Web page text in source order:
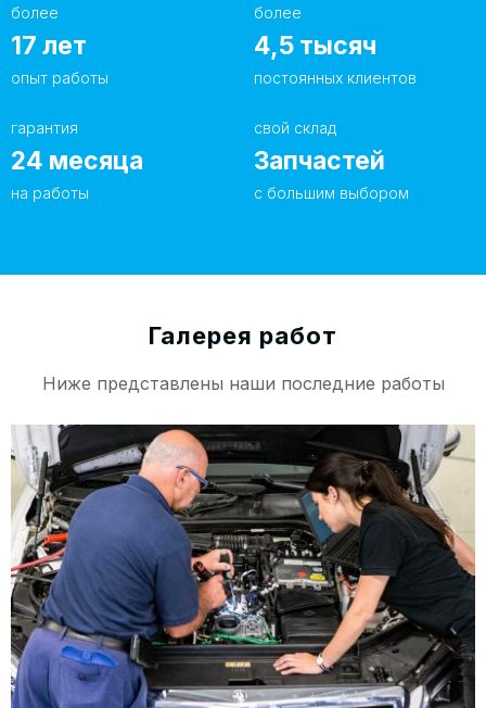
более
17 лет
опыт работы
более
4,5 тысяч
постоянных клиентов
гарантия
24 месяца
на работы
свой склад
Запчастей
с большим выбором
Галерея работ
Ниже представлены наши последние работы